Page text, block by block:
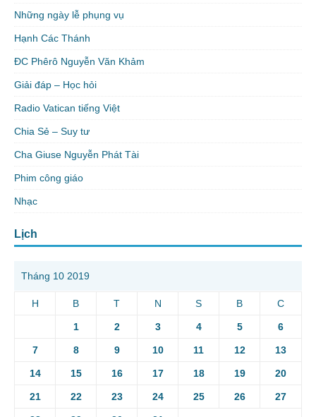
Những ngày lễ phụng vụ
Hạnh Các Thánh
ĐC Phêrô Nguyễn Văn Khảm
Giải đáp – Học hỏi
Radio Vatican tiếng Việt
Chia Sẻ – Suy tư
Cha Giuse Nguyễn Phát Tài
Phim công giáo
Nhạc
Lịch
Tháng 10 2019
H B T N S B C
1 2 3 4 5 6
7 8 9 10 11 12 13
14 15 16 17 18 19 20
21 22 23 24 25 26 27